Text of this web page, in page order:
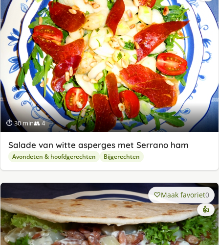
⏱ 30 min👥 4
Salade van witte asperges met Serrano ham
Avondeten & hoofdgerechten Bijgerechten
Maak favoriet0
👍